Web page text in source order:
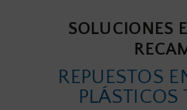
SOLUCIONES
REPUESTOS
PLÁSTICOS